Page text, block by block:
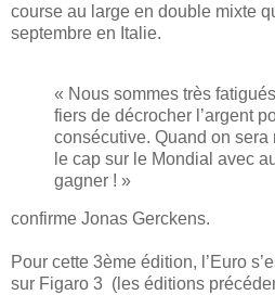
course au large en double mixte
septembre en Italie.
« Nous sommes très
fiers de décrocher l’argent
consécutive. Quand on sera
le cap sur le Mondial avec
gagner ! »
confirme Jonas Gerckens.
Pour cette 3ème édition, l’Euro
sur Figaro 3 (les éditions